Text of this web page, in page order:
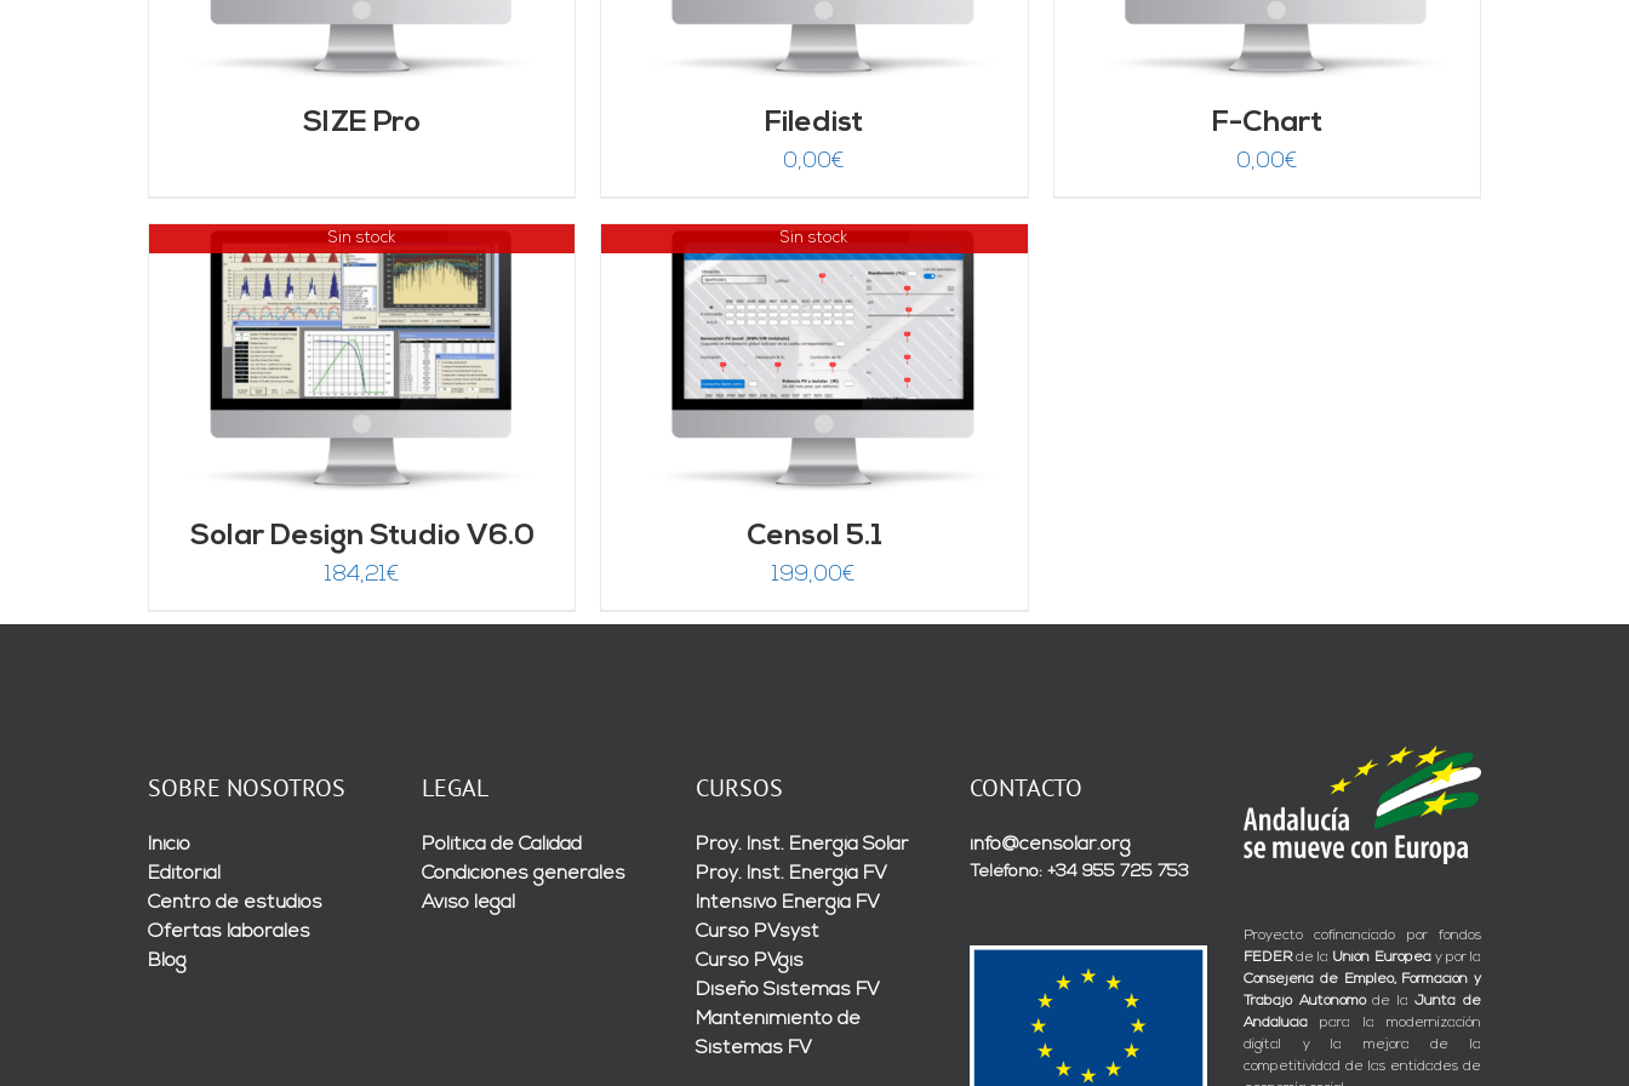
SIZE Pro Filedist
0,00€
F-Chart
0,00€
Sin stock
Solar Design Studio V6.0
184,21€
Sin stock
DETALLES
Censol 5.1
199,00€
SOBRE NOSOTROS
Inicio
Editorial
Centro de estudios
Ofertas laborales
Blog
LEGAL
Política de Calidad
Condiciones generales
Aviso legal
CURSOS
Proy. Inst. Energía Solar
Proy. Inst. Energía FV
Intensivo Energía FV
Curso PVsyst
Curso PVgis
Diseño Sistemas FV
Mantenimiento de
Sistemas FV
CONTACTO
info@censolar.org
Teléfono: +34 955 725 753
Proyecto cofinanciado por fondos
FEDERde la Unión Europeay por la
Consejería de Empleo, Formación y
Trabajo Autónomode laJunta de
Andalucía para la modernización
digital y la mejora de la
competitividad de las entidades de